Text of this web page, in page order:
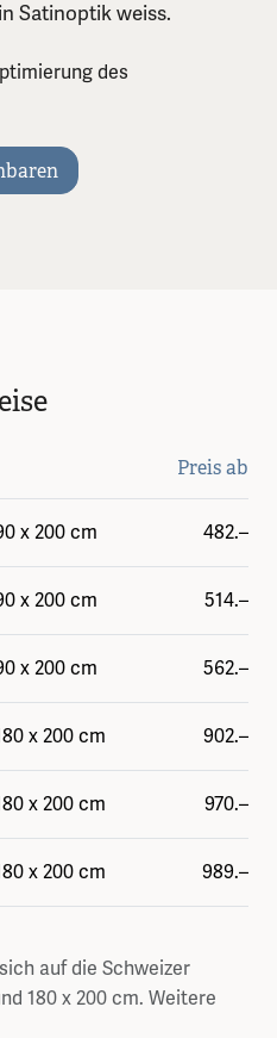
Satinoptik weiss.
des
Preis ab
x 200 cm 482.–
x 200 cm 514.–
x 200 cm 562.–
x 200 cm 902.–
x 200 cm 970.–
x 200 cm 989.–
auf die Schweizer
180 x 200 cm. Weitere